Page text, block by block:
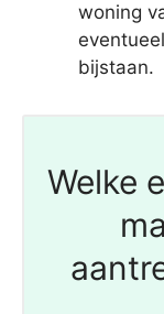
woning
bijstaan.
Welke